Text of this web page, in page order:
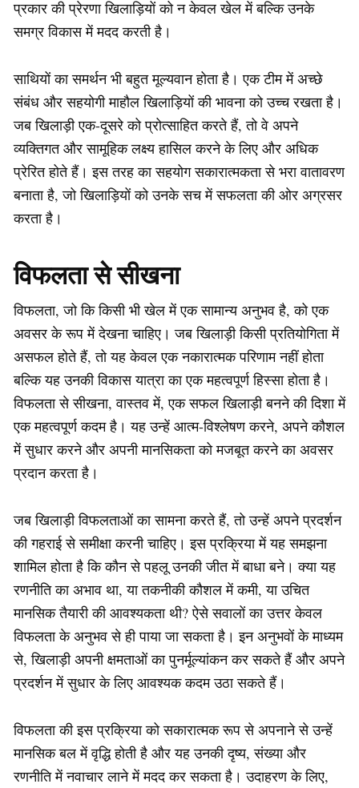
प्रकार की प्रेरणा खिलाड़ियों को न केवल खेल में बल्कि उनके
समग्र विकास में मदद करती है।
साथियों का समर्थन भी बहुत मूल्यवान होता है। एक टीम में अच्छे
संबंध और सहयोगी माहौल खिलाड़ियों की भावना को उच्च रखता है।
जब खिलाड़ी एक-दूसरे को प्रोत्साहित करते हैं, तो वे अपने
व्यक्तिगत और सामूहिक लक्ष्य हासिल करने के लिए और अधिक
प्रेरित होते हैं। इस तरह का सहयोग सकारात्मकता से भरा वातावरण
बनाता है, जो खिलाड़ियों को उनके सच में सफलता की ओर अग्रसर
करता है।
विफलता से सीखना
विफलता, जो कि किसी भी खेल में एक सामान्य अनुभव है, को एक
अवसर के रूप में देखना चाहिए। जब खिलाड़ी किसी प्रतियोगिता में
असफल होते हैं, तो यह केवल एक नकारात्मक परिणाम नहीं होता
बल्कि यह उनकी विकास यात्रा का एक महत्वपूर्ण हिस्सा होता है।
विफलता से सीखना, वास्तव में, एक सफल खिलाड़ी बनने की दिशा में
एक महत्वपूर्ण कदम है। यह उन्हें आत्म-विश्लेषण करने, अपने कौशल
में सुधार करने और अपनी मानसिकता को मजबूत करने का अवसर
प्रदान करता है।
जब खिलाड़ी विफलताओं का सामना करते हैं, तो उन्हें अपने प्रदर्शन
की गहराई से समीक्षा करनी चाहिए। इस प्रक्रिया में यह समझना
शामिल होता है कि कौन से पहलू उनकी जीत में बाधा बने। क्या यह
रणनीति का अभाव था, या तकनीकी कौशल में कमी, या उचित
मानसिक तैयारी की आवश्यकता थी? ऐसे सवालों का उत्तर केवल
विफलता के अनुभव से ही पाया जा सकता है। इन अनुभवों के माध्यम
से, खिलाड़ी अपनी क्षमताओं का पुनर्मूल्यांकन कर सकते हैं और अपने
प्रदर्शन में सुधार के लिए आवश्यक कदम उठा सकते हैं।
विफलता की इस प्रक्रिया को सकारात्मक रूप से अपनाने से उन्हें
मानसिक बल में वृद्धि होती है और यह उनकी दृष्य, संख्या और
रणनीति में नवाचार लाने में मदद कर सकता है। उदाहरण के लिए,